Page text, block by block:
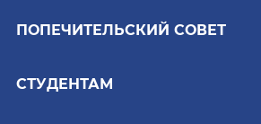
ПОПЕЧИТЕЛЬСКИЙ СОВЕТ
СТУДЕНТАМ